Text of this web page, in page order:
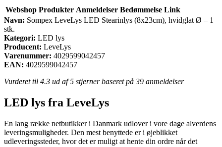
Webshop Produkter Anmeldelser Bedømmelse Link
Navn: Sompex LeveLys LED Stearinlys (8x23cm), hvidglat Ø – 1
stk.
Kategori: LED lys
Producent: LeveLys
Varenummer: 4029599042457
EAN: 4029599042457
Vurderet til 4.3 ud af 5 stjerner baseret på 39 anmeldelser
LED lys fra LeveLys
En lang række netbutikker i Danmark udlover i vore dage alverdens
leveringsmuligheder. Den mest benyttede er i øjeblikket
udleveringssteder, hvor det er muligt at hente din ordre når det